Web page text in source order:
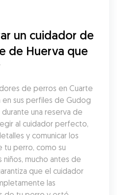
un cuidador de
de Huerva que
de perros en Cuarte
sus perfiles de Gudog
una reserva de
al cuidador perfecto,
y comunicar los
tu perro, como su
mucho antes de
que el cuidador
las